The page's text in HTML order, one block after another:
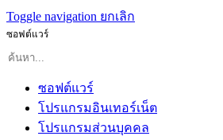
Toggle navigation ยกเลิก
ซอฟต์แวร์
ซอฟต์แวร์
โปรแกรมอินเทอร์เน็ต
โปรแกรมส่วนบุคคล